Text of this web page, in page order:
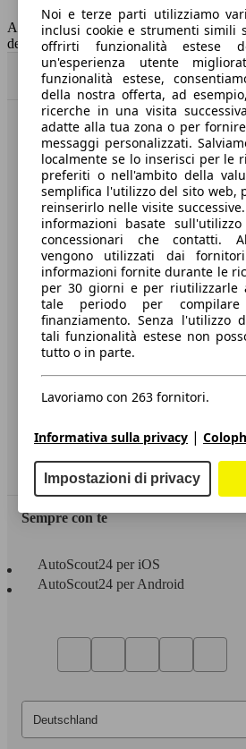
Capacità del serbatoio
41 l
AutoScout24 non si assume alcuna
dei dati.
Benvenuti su AutoScout24, il
Società
A proposito di AutoScout24
Stampa
Media
Condizioni generali
Informazioni
Privacy
Dichiarazione di Accessibilità
Servizi
Area rivenditori
Sempre con te
AutoScout24 per iOS
AutoScout24 per Android
Noi e terze parti utilizziamo
inclusi cookie e strumenti simili
offrirti funzionalità estese
un'esperienza utente
funzionalità estese,
della nostra offerta, ad
ricerche in una visita
adatte alla tua zona o per
messaggi personalizzati.
localmente se lo inserisci per le
preferiti o nell'ambito della
semplifica l'utilizzo del sito web,
reinserirlo nelle visite
informazioni basate
concessionari che contatti.
vengono utilizzati dai
informazioni fornite durante le
per 30 giorni e per riutilizzarle
tale periodo per
finanziamento. Senza l'utilizzo
tali funzionalità estese non
tutto o in parte.
Lavoriamo con 263 fornitori.
Informativa sulla privacy |
Impostazioni di privacy